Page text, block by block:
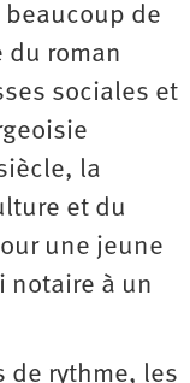
de
du roman
sociales et
la
et du
une jeune
notaire à un
de rythme, les